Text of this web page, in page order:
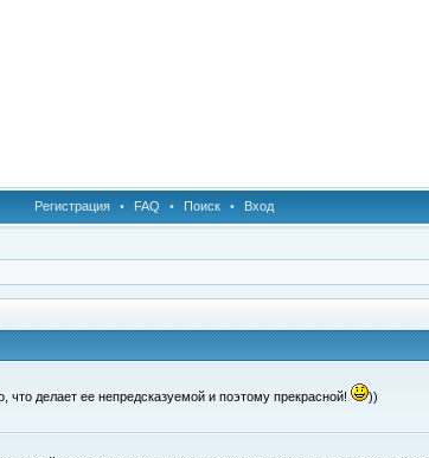
Регистрация • FAQ • Поиск • Вход
делает ее непредсказуемой и поэтому прекрасной!
))